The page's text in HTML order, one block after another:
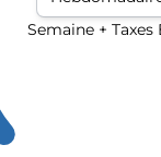
Semaine +